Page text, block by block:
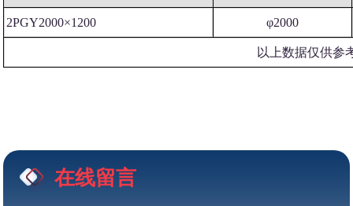
2PGY2000×1200 φ2000
以上数据仅供参
在线留言